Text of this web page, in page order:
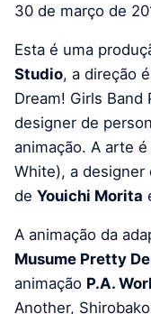
30 de março de
Esta é uma
Studio, a direção
Dream! Girls
designer de
animação. A arte é
White), a designer
de Youichi Morita
A animação da
Musume Pretty
animação P.A.
Another,